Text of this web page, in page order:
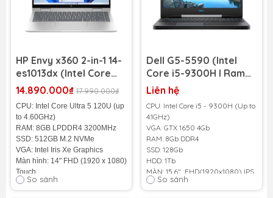
HP Envy x360 2-in-1 14-
es1013dx (Intel Core
Ultra 5 120U | RAM 8GB
FHD Touch)
14.890.000₫ 17.990.000₫
CPU: Intel Core Ultra 5 120U (up
to 4.60GHz)
RAM: 8GB LPDDR4 3200MHz
SSD: 512GB M.2 NVMe
VGA: Intel Iris Xe Graphics
Màn hình: 14" FHD (1920 x 1080)
Touch
Cân nặng: 1.5 Kg
So sánh
Dell G5-5590 (Intel
Core i5-9300H l Ram
8GB l SSD 128GB l HDD
1TB l 15.6” FHD l GTX
1650)
Liên hệ
CPU: Intel Core i5 - 9300H (Up to
4.1GHz)
VGA: GTX 1650 4Gb
RAM: 8Gb DDR4
SSD: 128Gb
HDD: 1Tb
MÀN: 15.6" FHD(1920x1080) IPS
So sánh